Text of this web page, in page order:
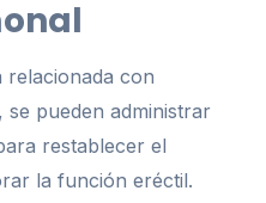
relacionada con
se pueden administrar
restablecer el
la función eréctil.